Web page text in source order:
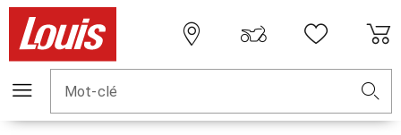
Mot-clé